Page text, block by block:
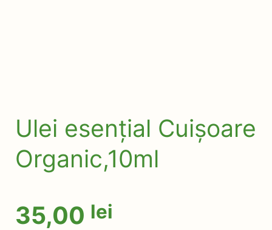
Ulei esențial Cuișoare
Organic,10ml
35,00 lei